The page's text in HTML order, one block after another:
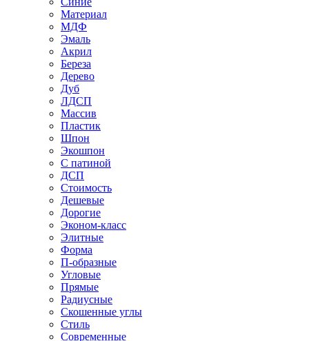
Материал
МДФ
Эмаль
Акрил
Береза
Дерево
Дуб
ЛДСП
Массив
Пластик
Шпон
Экошпон
С патиной
ДСП
Стоимость
Дешевые
Дорогие
Эконом-класс
Элитные
Форма
П-образные
Угловые
Прямые
Радиусные
Скошенные углы
Стиль
Современные